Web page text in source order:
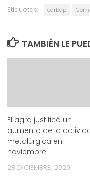
Etiquetas: carbap
TAMBIÉN LE
El agro justificó un
aumento de la
metalúrgica en
noviembre
28 DICIEMBRE, 2020